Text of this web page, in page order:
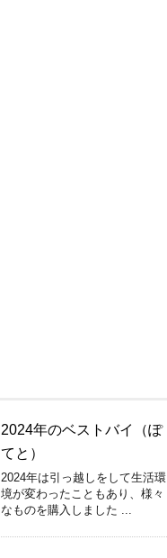
2024年のベストバイ（ぽ
てと）
2024年は引っ越しをして生活環
境が変わったこともあり、様々
なものを購入しました ...